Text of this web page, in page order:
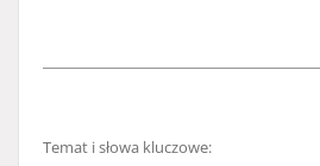
Temat i słowa kluczowe: